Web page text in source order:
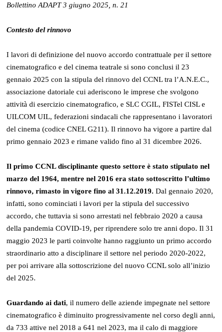
Bollettino ADAPT 3 giugno 2025, n. 21
Contesto del rinnovo
I lavori di definizione del nuovo accordo contrattuale per il settore
cinematografico e del cinema teatrale si sono conclusi il 23
gennaio 2025 con la stipula del rinnovo del CCNL tra l’A.N.E.C.,
associazione datoriale cui aderiscono le imprese che svolgono
attività di esercizio cinematografico, e SLC CGIL, FISTel CISL e
UILCOM UIL, federazioni sindacali che rappresentano i lavoratori
del cinema (codice CNEL G211). Il rinnovo ha vigore a partire dal
primo gennaio 2023 e rimane valido fino al 31 dicembre 2026.
Il primo CCNL disciplinante questo settore è stato stipulato nel
marzo del 1964, mentre nel 2016 era stato sottoscritto l’ultimo
rinnovo, rimasto in vigore fino al 31.12.2019.Dal gennaio 2020,
infatti, sono cominciati i lavori per la stipula del successivo
accordo, che tuttavia si sono arrestati nel febbraio 2020 a causa
della pandemia COVID-19, per riprendere solo tre anni dopo. Il 31
maggio 2023 le parti coinvolte hanno raggiunto un primo accordo
straordinario atto a disciplinare il settore nel periodo 2020-2022,
per poi arrivare alla sottoscrizione del nuovo CCNL solo all’inizio
del 2025.
Guardando ai dati, il numero delle aziende impegnate nel settore
cinematografico è diminuito progressivamente nel corso degli anni,
da 733 attive nel 2018 a 641 nel 2023, ma il calo di maggiore